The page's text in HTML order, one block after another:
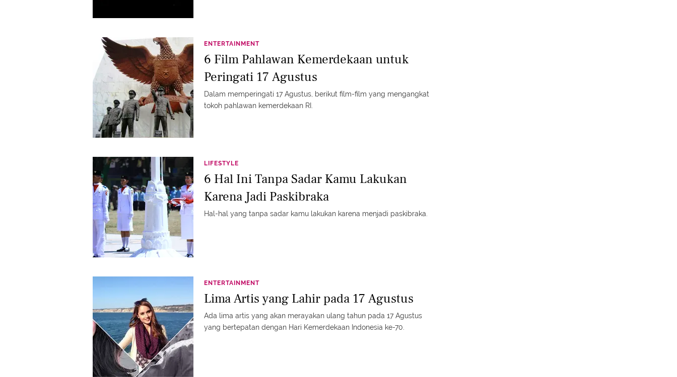
ENTERTAINMENT
6 Film Pahlawan Kemerdekaan untuk
Peringati 17 Agustus
Dalam memperingati 17 Agustus, berikut film-film yang mengangkat
tokoh pahlawan kemerdekaan RI.
LIFESTYLE
6 Hal Ini Tanpa Sadar Kamu Lakukan
Karena Jadi Paskibraka
Hal-hal yang tanpa sadar kamu lakukan karena menjadi paskibraka.
ENTERTAINMENT
Lima Artis yang Lahir pada 17 Agustus
Ada lima artis yang akan merayakan ulang tahun pada 17 Agustus
yang bertepatan dengan Hari Kemerdekaan Indonesia ke-70.